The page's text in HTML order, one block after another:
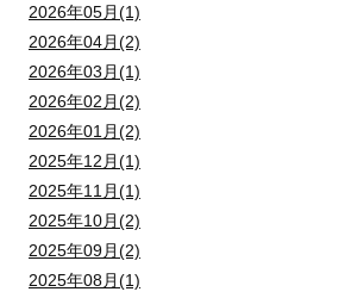
2026年05月(1)
2026年04月(2)
2026年03月(1)
2026年02月(2)
2026年01月(2)
2025年12月(1)
2025年11月(1)
2025年10月(2)
2025年09月(2)
2025年08月(1)
態を把握する
建物を支える土地の状態を確認するための重要
差、擁壁の状態、雨水の流れ、周辺道路と
する際は、国の補助金制度を活用することで
ていた「子育てグリーン住宅支援事業」は
準住宅や長期優良住宅に加え、より高い省
子育てグリーン住宅支援事業「事業内容」
、住まいの見直しを検討しやすいタイミング
を購入する際は、階段の少ない間取りや平
化した住まいに切り替えることで、無理の
たタイミング
認する
、不動産の登記名義です。夫単独名義、
全体を通常の形で売却するには、原則と
判断せず、登記事項証明書などで現在の
約内容を確認する
築面積の違い
真上から見たときの水平投影面積を指し、
階の床面積を合計したもので、建物全体の
握するには、真上から見た広さなのか、各階
で欠かせない指標が、UA値とηAC値です。
率）は、建物全体からどれだけ熱が逃げや
トラルの実現に向けた省エネ住宅
ときに必要な初期費用の内訳
には、頭金の他にも税金や各種手数料、保
ンを組む
む方法は、共働き夫婦の中でも最もシンプ
ーンは団体信用生命保険（団信）への加入
住宅ローン控除を利用できるのも契約者本人
されていた子育てエコホーム支援事業と
育てエコホーム支援事業は、省エネ性能の
ム支援事業【公式】「子育てエコホーム支